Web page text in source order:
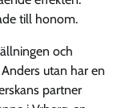
till honom.
och
utan har en
partner